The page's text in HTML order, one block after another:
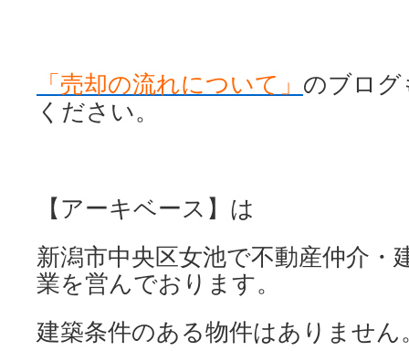
「売却の流れについて」 のブログ
ください。
【アーキベース】は
新潟市中央区女池で不動産仲介・
業を営んでおります。
建築条件のある物件はありません